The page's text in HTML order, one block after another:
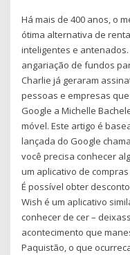
Há mais de 400 anos, o
ótima alternativa de
inteligentes e
angariação de fundos
Charlie já geraram
pessoas e empresas
Google a Michelle
móvel. Este artigo é
lançada do Google
você precisa conhecer
um aplicativo de
É possível obter
Wish é um aplicativo
conhecer de cer –
acontecimento que
Paquistão, o que